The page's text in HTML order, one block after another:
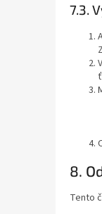
7.3.
8.
Tento